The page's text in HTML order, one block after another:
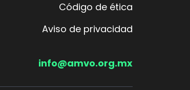
Código de ética
Aviso de privacidad
info@amvo.org.mx